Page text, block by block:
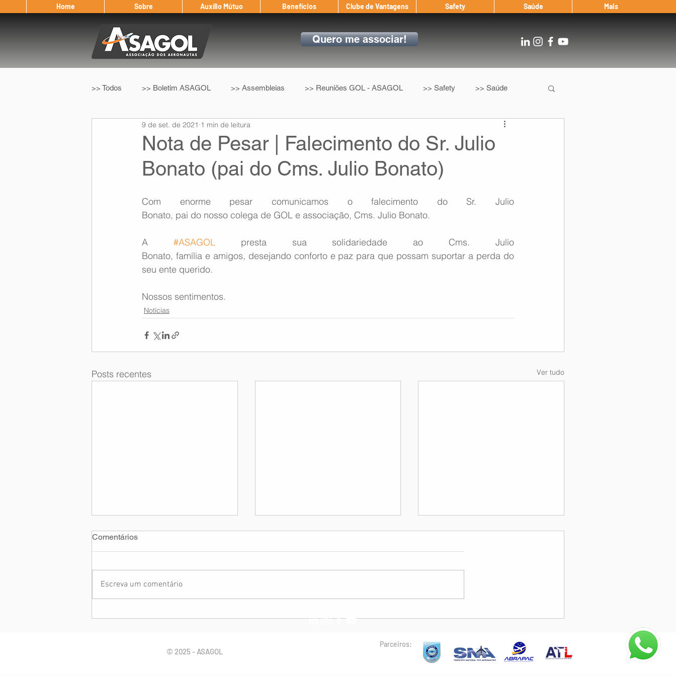
Home Sobre Auxílio Mútuo Benefícios Clube de Vantagens Safety Saúde Mais
Quero me associar!
>> Todos >> Boletim ASAGOL >> Assembleias >> Reuniões GOL - ASAGOL >> Safety >> Saúde
>> Legislação >> IFALPA >> Convenção Coletiva After Landing
Eleição ASAGOL Safety Window Auxílio Mútuo Depoimentos Amigo da ASAGOL
Workshop ASAGOL
Nota de Pesar | Falecimento do Sr. Julio
Bonato (pai do Cms. Julio Bonato)
9 de set. de 2021 1 min de leitura
Com enorme pesar comunicamos o falecimento do Sr. Julio
Bonato, pai do nosso colega de GOL e associação, Cms. Julio Bonato.
A #ASAGOL presta sua solidariedade ao Cms. Julio
Bonato, família e amigos, desejando conforto e paz para que possam suportar a perda do
seu ente querido.
Nossos sentimentos.
Notícias
Posts recentes Ver tudo
Comentários
Escreva um comentário
© 2025 - ASAGOL
Parceiros: